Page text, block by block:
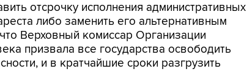
отсрочку исполнения административных
либо заменить его альтернативным
Верховный комиссар Организации
призвала все государства освободить
и в кратчайшие сроки разгрузить